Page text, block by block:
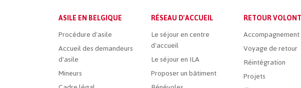
Main
French
Menu
ASILE EN BELGIQUE
Procédure d'asile
Accueil des demandeurs
d'asile
Mineurs
RÉSEAU D'ACCUEIL
Le séjour en centre
d'accueil
Le séjour en ILA
Proposer un bâtiment
RETOUR
Accompagnement
Voyage de retour
Réintégration
Projets